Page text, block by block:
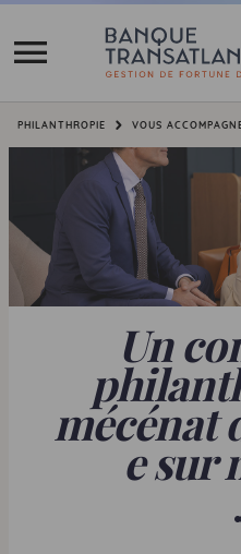
Vous êtes ici:
PHILANTHROPIE VOUS
Un
mécénat
e sur